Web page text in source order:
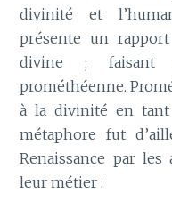
divinité et
présente un
divine ; faisant
prométhéenne.
à la divinité en tant
métaphore fut
Renaissance par
leur métier :